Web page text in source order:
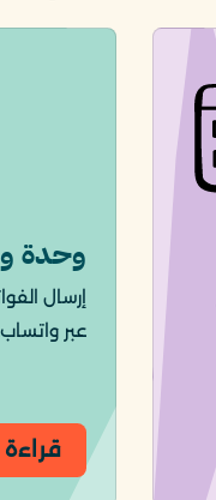
وحدة
إرسال
عبر
قراءة